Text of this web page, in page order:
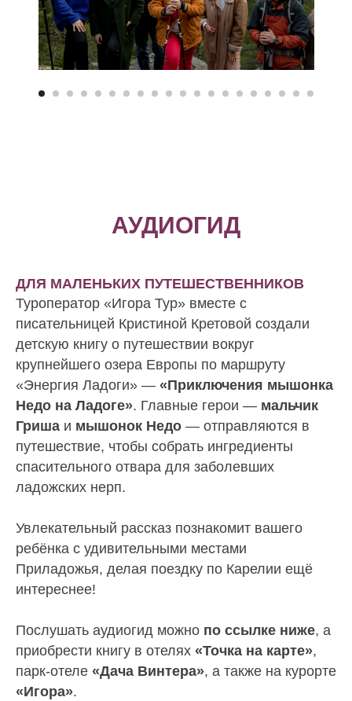
АУДИОГИД
ДЛЯ МАЛЕНЬКИХ ПУТЕШЕСТВЕННИКОВ
Туроператор «Игора Тур» вместе с
писательницей Кристиной Кретовой создали
детскую книгу о путешествии вокруг
крупнейшего озера Европы по маршруту
«Энергия Ладоги» — «Приключения мышонка
Недо на Ладоге». Главные герои — мальчик
Гриша и мышонок Недо — отправляются в
путешествие, чтобы собрать ингредиенты
спасительного отвара для заболевших
ладожских нерп.
Увлекательный рассказ познакомит вашего
ребёнка с удивительными местами
Приладожья, делая поездку по Карелии ещё
интереснее!
Послушать аудиогид можно по ссылке ниже, а
приобрести книгу в отелях «Точка на карте»,
парк-отеле «Дача Винтера», а также на курорте
«Игора».